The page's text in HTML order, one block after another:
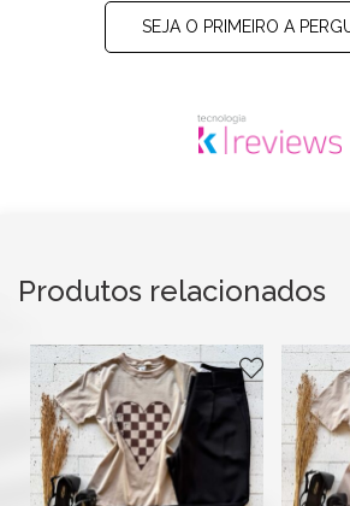
SEJA O PRIMEIRO A
Produtos relacionados